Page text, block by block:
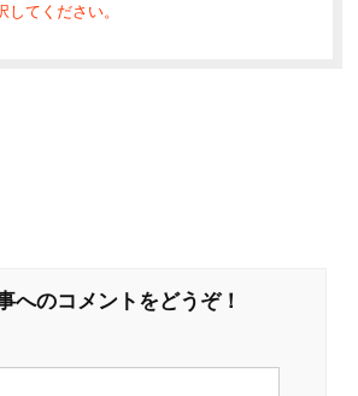
してください。
へのコメントをどうぞ！